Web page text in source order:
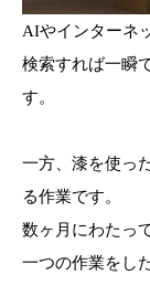
AIやインターネ
検索すれば一瞬
す。
一方、漆を使っ
る作業です。
数ヶ月にわたっ
一つの作業をし